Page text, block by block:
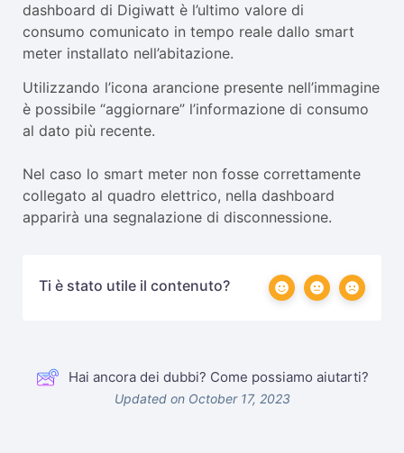
dashboard di Digiwatt è l’ultimo valore di
consumo comunicato in tempo reale dallo smart
meter installato nell’abitazione.
Utilizzando l’icona arancione presente nell’immagine
è possibile “aggiornare” l’informazione di consumo
al dato più recente.
Nel caso lo smart meter non fosse correttamente
collegato al quadro elettrico, nella dashboard
apparirà una segnalazione di disconnessione.
Ti è stato utile il contenuto?
Hai ancora dei dubbi? Come possiamo aiutarti?
Updated on October 17, 2023